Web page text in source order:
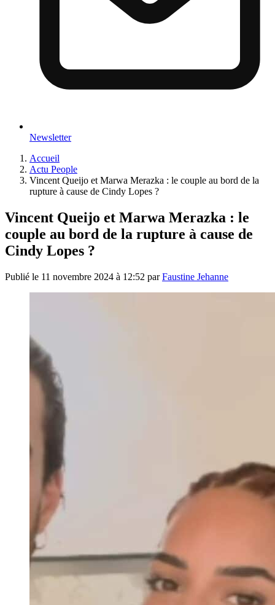
Newsletter
Accueil
Actu People
Vincent Queijo et Marwa Merazka : le couple au bord de la
rupture à cause de Cindy Lopes ?
Vincent Queijo et Marwa Merazka : le
couple au bord de la rupture à cause de
Cindy Lopes ?
Publié le 11 novembre 2024 à 12:52 parFaustine Jehanne